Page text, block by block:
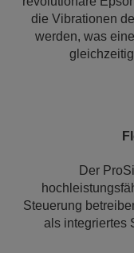
die Vibrationen
werden, was
Der
Steuerung
als integriertes